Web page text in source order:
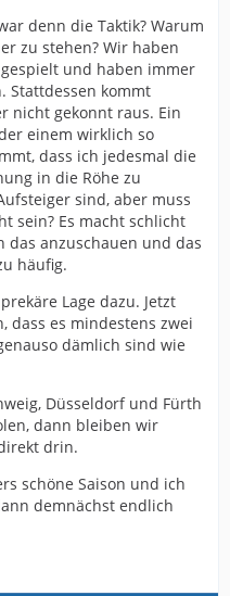
denn die Taktik? Warum
zu stehen? Wir haben
und haben immer
Stattdessen kommt
nicht gekonnt raus. Ein
einem wirklich so
dass ich jedesmal die
in die Röhe zu
sind, aber muss
sein? Es macht schlicht
das anzuschauen und das
häufig.
Lage dazu. Jetzt
dass es mindestens zwei
dämlich sind wie
Düsseldorf und Fürth
dann bleiben wir
drin.
schöne Saison und ich
demnächst endlich